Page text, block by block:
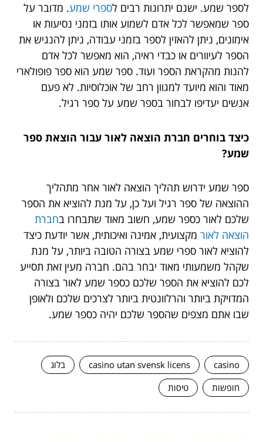
לספר שמע. ישנם יתרונות רבים לספרי שמע. מדובר על
ספר שמאפשר לכל אדם לשמוע אותו בזמני נסיעות או
אימונים, ניתן להאזין לספר בזמני עבודה, ניתן להנגיש את
הספר לעיוורים או כבדי ראיה, הוא מאפשר לכל אדם
להנות מהקראת הספר ועוד. ספר שמע הוא ספר פופולארי
מאוד והוא מיועד למגוון רחב של אוכלוסיות. לא פעם
אנשים יעדיפו לבחור בספר שמע על ספר רגיל.
כיצד בוחרים חברת הוצאה לאור עבור הוצאת ספר
שמע?
ספר שמע ידרוש תהליך הוצאה לאור אחר מתהליך
ההוצאה של ספר רגיל ועל כן, על מנת להוציא את הספר
שלכם לאור כספר שמע, חשוב מאוד שתבחרו בחברת
הוצאה לאור מקצועית, אמינה ואיכותית, אשר יודעת כיצד
להוציא לאור ספרי שמע בצורה הטובה ביותר, על מנת
שקהל משמעותי מאוד יבחר בהם. חברה מעין זאת תסייע
לכם להוציא את הספר שלכם כספר שמע לאור בצורה
המדויקת ביותר והרלוונטית ביותר לצרכים שלכם ולאופן
שבו אתם מצפים שהספר שלכם יהיה כספר שמע.
casino
casino utan svensk licens
בלוג
חופשות
טיסות